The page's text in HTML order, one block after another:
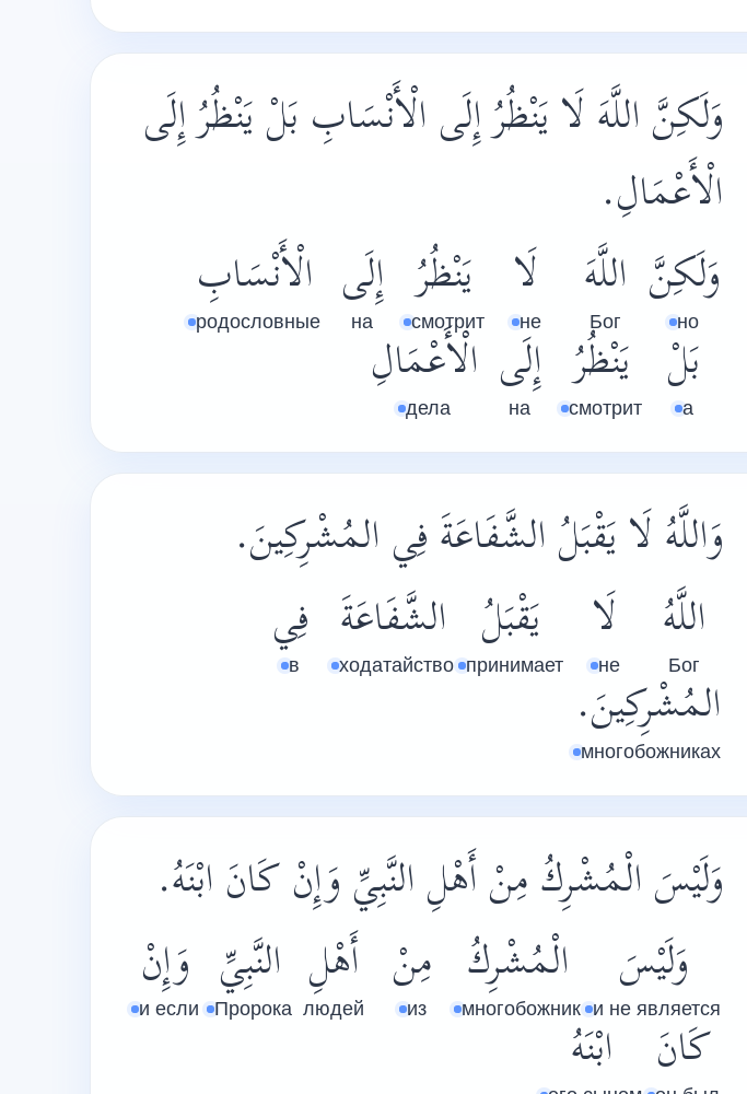
وَلَكِنَّ اللَّهَ لَا يَنْظُرُ إِلَى الْأَنْسَابِ بَلْ يَنْظُرُ إِلَى
الْأَعْمَالِ.
وَلَكِنَّ
но
اللَّهَ
Бог
لَا
не
يَنْظُرُ
смотрит
إِلَى
на
الْأَنْسَابِ
родословные
بَلْ
а
يَنْظُرُ
смотрит
إِلَى
на
الْأَعْمَالِ
дела
وَ‏اللَّهُ لَا يَقْبَلُ الشَّفَاعَةَ فِي المُشْرِكِينَ.
اللَّهُ
Бог
لَا
не
يَقْبَلُ
принимает
الشَّفَاعَةَ
ходатайство
فِي
в
المُشْرِكِينَ.
многобожниках
‏وَلَيْسَ الْمُشْرِكُ مِنْ أَهْلِ النَّبِيِّ وَإِنْ كَانَ ابْنَهُ.
وَلَيْسَ
и не является
الْمُشْرِكُ
многобожник
مِنْ
из
أَهْلِ
людей
النَّبِيِّ
Пророка
وَإِنْ
и если
كَانَ ابْنَهُ